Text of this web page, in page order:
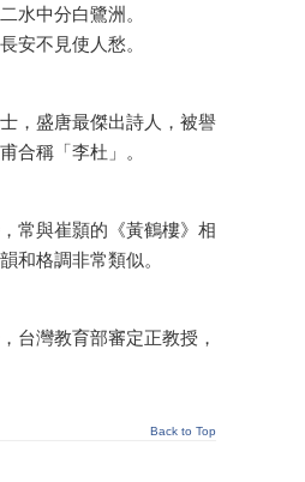
水中分白鷺洲。
安不見使人愁。
，盛唐最傑出詩人，被譽
合稱「李杜」。
常與崔顥的《黃鶴樓》相
和格調非常類似。
台灣教育部審定正教授，
Back to Top